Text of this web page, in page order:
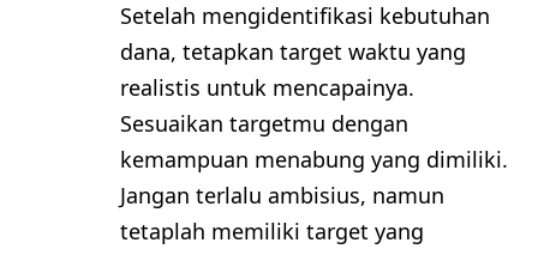
Setelah mengidentifikasi kebutuhan
dana, tetapkan target waktu yang
realistis untuk mencapainya.
Sesuaikan targetmu dengan
kemampuan menabung yang dimiliki.
Jangan terlalu ambisius, namun
tetaplah memiliki target yang